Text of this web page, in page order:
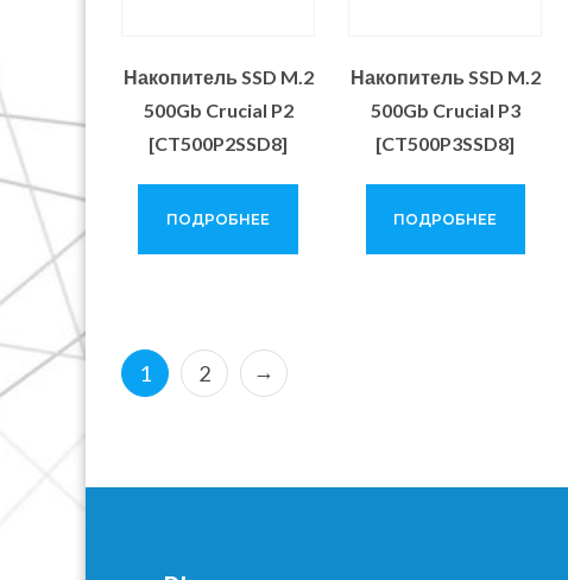
Накопитель SSD M.2
500Gb Crucial P2
[CT500P2SSD8]
ПОДРОБНЕЕ
Накопитель SSD M.2
500Gb Crucial P3
[CT500P3SSD8]
ПОДРОБНЕЕ
1 2 →